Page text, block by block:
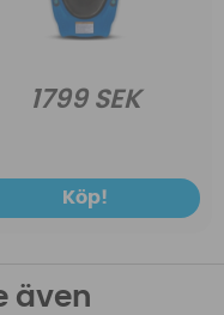
1799 SEK
Köp!
även